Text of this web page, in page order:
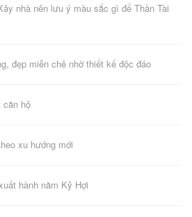
nhà nên lưu ý màu sắc gì để Thần Tài
đẹp miễn chê nhờ thiết kế độc đáo
căn hộ
xu hướng mới
hành năm Kỷ Hợi